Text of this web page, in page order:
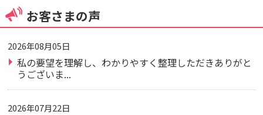
お客さまの声
2026年08月05日
私の要望を理解し、わかりやすく整理しただきありがと
うございま...
2026年07月22日